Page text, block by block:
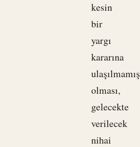
kesin
bir
yargı
kararına
ulaşılmamış
olması,
gelecekte
verilecek
nihai